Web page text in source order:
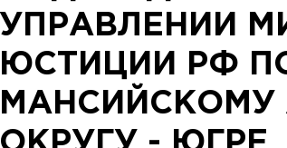
УПРАВЛЕНИИ
ЮСТИЦИИ РФ